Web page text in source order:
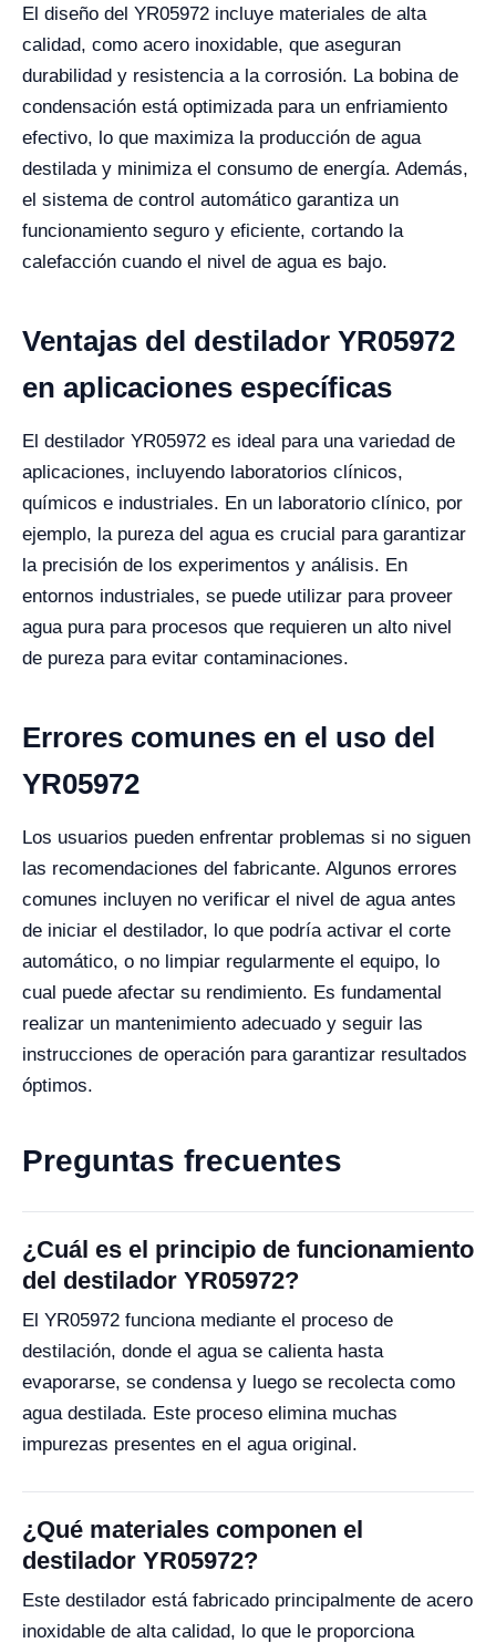
El diseño del YR05972 incluye materiales de alta
calidad, como acero inoxidable, que aseguran
durabilidad y resistencia a la corrosión. La bobina de
condensación está optimizada para un enfriamiento
efectivo, lo que maximiza la producción de agua
destilada y minimiza el consumo de energía. Además,
el sistema de control automático garantiza un
funcionamiento seguro y eficiente, cortando la
calefacción cuando el nivel de agua es bajo.
Ventajas del destilador YR05972
en aplicaciones específicas
El destilador YR05972 es ideal para una variedad de
aplicaciones, incluyendo laboratorios clínicos,
químicos e industriales. En un laboratorio clínico, por
ejemplo, la pureza del agua es crucial para garantizar
la precisión de los experimentos y análisis. En
entornos industriales, se puede utilizar para proveer
agua pura para procesos que requieren un alto nivel
de pureza para evitar contaminaciones.
Errores comunes en el uso del
YR05972
Los usuarios pueden enfrentar problemas si no siguen
las recomendaciones del fabricante. Algunos errores
comunes incluyen no verificar el nivel de agua antes
de iniciar el destilador, lo que podría activar el corte
automático, o no limpiar regularmente el equipo, lo
cual puede afectar su rendimiento. Es fundamental
realizar un mantenimiento adecuado y seguir las
instrucciones de operación para garantizar resultados
óptimos.
Preguntas frecuentes
¿Cuál es el principio de funcionamiento
del destilador YR05972?
El YR05972 funciona mediante el proceso de
destilación, donde el agua se calienta hasta
evaporarse, se condensa y luego se recolecta como
agua destilada. Este proceso elimina muchas
impurezas presentes en el agua original.
¿Qué materiales componen el
destilador YR05972?
Este destilador está fabricado principalmente de acero
inoxidable de alta calidad, lo que le proporciona